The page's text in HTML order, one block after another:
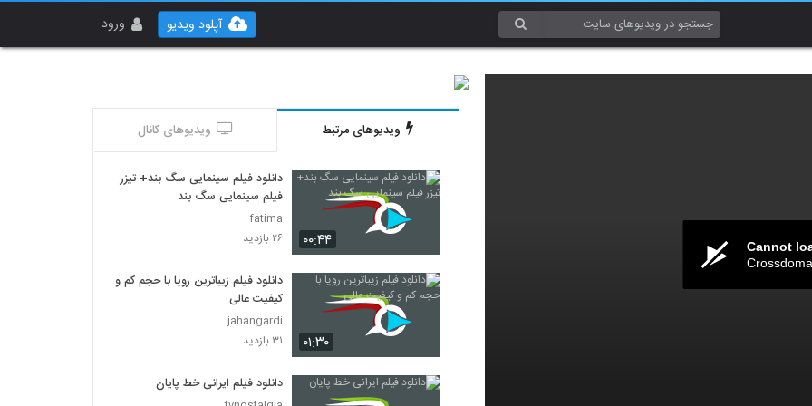
ورود آپلود ویدیو
Cannot
ویدیوهای مرتبط ویدیوهای کانال
۰۰:۴۴
دانلود فیلم سینمایی سگ بند+ تیزر
فیلم سینمایی سگ بند
fatima
۲۶ بازدید
۰۱:۳۰
دانلود فیلم زیباترین رویا با حجم کم و
کیفیت عالی
jahangardi
۳۱ بازدید
دانلود فیلم ایرانی خط پایان